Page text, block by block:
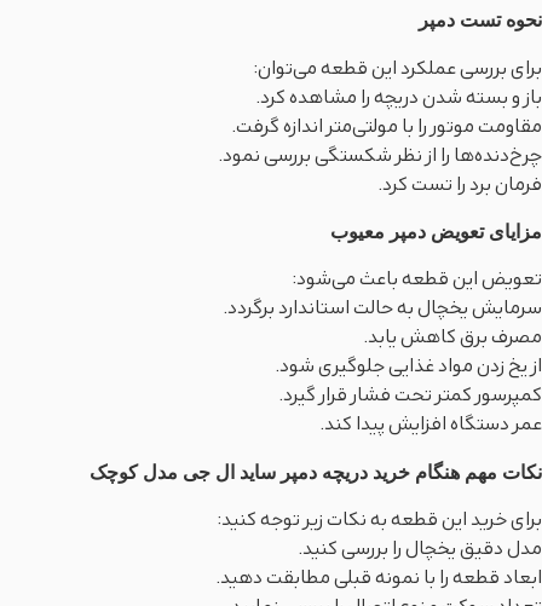
نحوه تست دمپر
برای بررسی عملکرد این قطعه می‌توان:
باز و بسته شدن دریچه را مشاهده کرد.
مقاومت موتور را با مولتی‌متر اندازه گرفت.
چرخ‌دنده‌ها را از نظر شکستگی بررسی نمود.
فرمان برد را تست کرد.
مزایای تعویض دمپر معیوب
تعویض این قطعه باعث می‌شود:
سرمایش یخچال به حالت استاندارد برگردد.
مصرف برق کاهش یابد.
از یخ زدن مواد غذایی جلوگیری شود.
کمپرسور کمتر تحت فشار قرار گیرد.
عمر دستگاه افزایش پیدا کند.
نکات مهم هنگام خرید دریچه دمپر ساید ال جی مدل کوچک
برای خرید این قطعه به نکات زیر توجه کنید:
مدل دقیق یخچال را بررسی کنید.
ابعاد قطعه را با نمونه قبلی مطابقت دهید.